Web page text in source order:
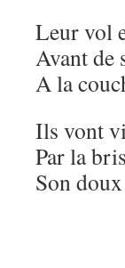
Leur vol
Avant de
A la
Ils vont
Par la
Son